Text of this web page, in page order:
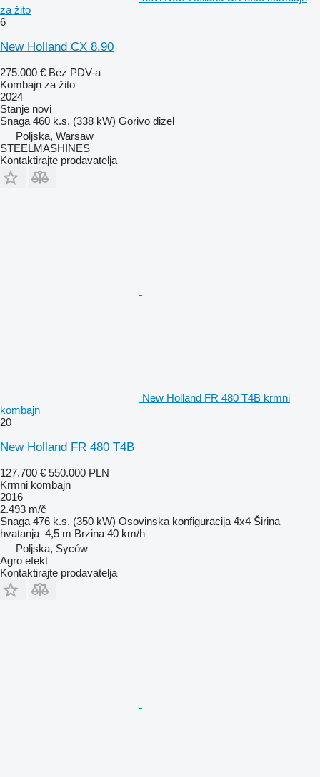
za žito
6
New Holland CX 8.90
275.000 € Bez PDV-a
Kombajn za žito
2024
Stanje novi
Snaga 460 k.s. (338 kW) Gorivo dizel
Poljska, Warsaw
STEELMASHINES
Kontaktirajte prodavatelja
New Holland FR 480 T4B krmni
kombajn
20
New Holland FR 480 T4B
127.700 € 550.000 PLN
Krmni kombajn
2016
2.493 m/č
Snaga 476 k.s. (350 kW) Osovinska konfiguracija 4x4 Širina
hvatanja 4,5 m Brzina 40 km/h
Poljska, Syców
Agro efekt
Kontaktirajte prodavatelja